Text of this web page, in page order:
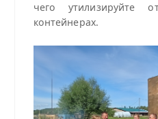
чего утилизируйте
контейнерах.